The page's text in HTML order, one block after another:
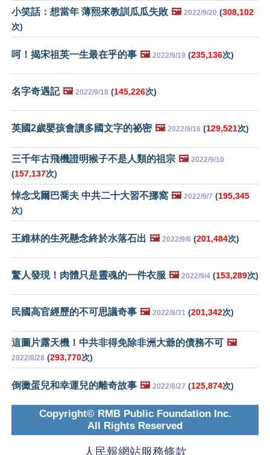
小笑話：想當年 薄熙來教訓瓜瓜失敗 🖼️ 2022/9/20 (308,102
次)
呵！揭宋祖英一生最在乎的事 🖼️ 2022/9/19 (235,136次)
名字奇遇記 🖼️ 2022/9/18 (145,226次)
英國2歲嬰孩會讀多國文字的祕密 🖼️ 2022/9/16 (129,521次)
三千年古飛機證明猴子不是人類的祖宗 🖼️ 2022/9/10
(157,137次)
悼念戈爾巴喬夫 中共二十大習不挪窩 🖼️ 2022/9/7 (195,345
次)
王維林的生死懸念終於水落石出 🖼️ 2022/9/6 (201,484次)
驚人發現！肉體只是靈魂的一件衣服 🖼️ 2022/9/4 (153,289次)
民國高官經歷的不可思議奇事 🖼️ 2022/8/31 (201,342次)
這圖片露天機！中共非得免除非洲大爺的債務不可 🖼️
2022/8/28 (293,770次)
倒黴蛋兒和幸運兒的離奇故事 🖼️ 2022/8/27 (125,874次)
Copyright© RMB Public Foundation Inc.
All Rights Reserved
人民報網站服務條款